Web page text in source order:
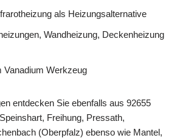
als Heizungsalternative
Wandheizung, Deckenheizung
Vanadium Werkzeug
entdecken Sie ebenfalls aus 92655
Freihung, Pressath,
(Oberpfalz) ebenso wie Mantel,